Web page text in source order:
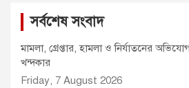
সর্বশেষ সংবাদ
মামলা, গ্রেপ্তার, হামলা ও নির্যাতনের
খন্দকার
Friday, 7 August 2026